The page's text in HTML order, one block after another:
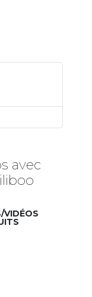
avec
VIDÉOS